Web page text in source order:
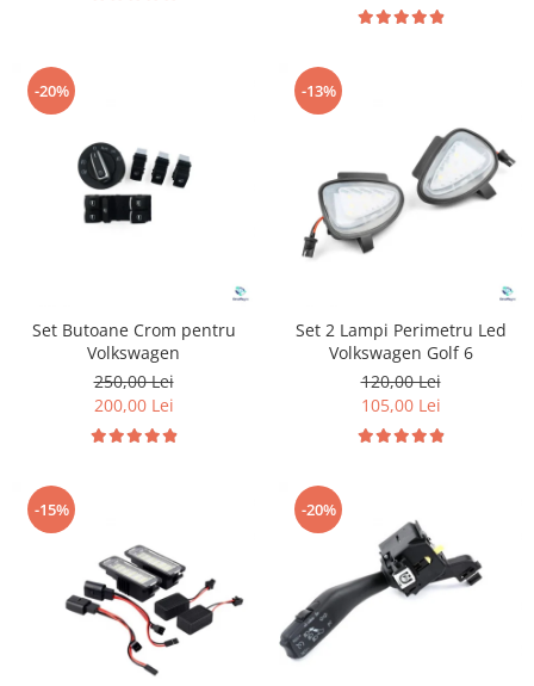
-20%
Set Butoane Crom pentru
Volkswagen
250,00 Lei
200,00 Lei
-13%
Set 2 Lampi Perimetru Led
Volkswagen Golf 6
120,00 Lei
105,00 Lei
-15% -20%